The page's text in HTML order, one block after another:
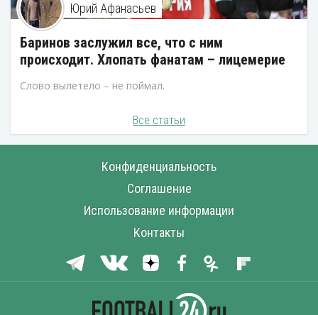
Юрий Афанасьев
Баринов заслужил все, что с ним
происходит. Хлопать фанатам – лицемерие
Слово вылетело – не поймал.
Все статьи
Конфиденциальность
Соглашение
Использование информации
Контакты